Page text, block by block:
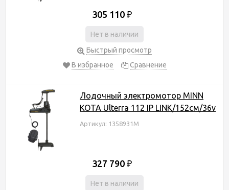
305 110 ₽
Нет в наличии
Быстрый просмотр
В избранное
Сравнение
Лодочный электромотор MINN
KOTA Ulterra 112 IP LINK/152см/36v
Артикул: 1358931M
327 790 ₽
Нет в наличии